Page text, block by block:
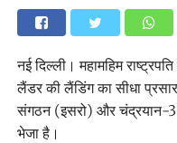
नई दिल्ली। महामहिम
लैंडर की लैंडिंग का सीधा
संगठन (इसरो) और चंद्रयान-
भेजा है।